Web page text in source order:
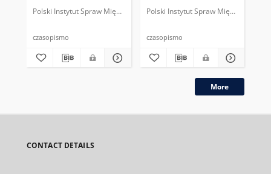
Polski Instytut Spraw Międzynarodowych. Polska Fundacja Spraw
czasopismo
Polski Instytut Spraw
czasopismo
More
CONTACT DETAILS